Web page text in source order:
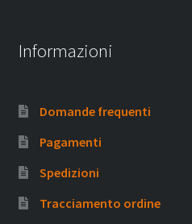
Informazioni
Domande frequenti
Pagamenti
Spedizioni
Tracciamento ordine